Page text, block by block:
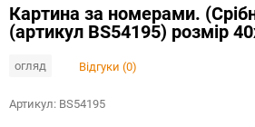
Картина за номерами.
(артикул BS54195) розмір
огляд Відгуки (0)
Артикул: BS54195